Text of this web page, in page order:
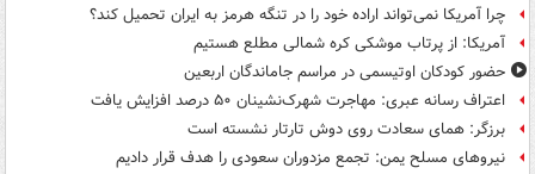
چرا آمریکا نمی‌تواند اراده خود را در تنگه هرمز به ایران تحمیل کند؟
آمریکا: از پرتاب موشکی کره شمالی مطلع هستیم
حضور کودکان اوتیسمی در مراسم جاماندگان اربعین
اعتراف رسانه عبری: مهاجرت شهرک‌نشینان ۵۰ درصد افزایش یافت
برزگر: همای سعادت روی دوش تارتار نشسته است
نیروهای مسلح یمن: تجمع مزدوران سعودی را هدف قرار دادیم